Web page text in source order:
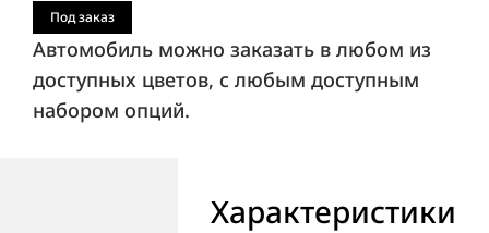
Под заказ
Автомобиль можно заказать в любом из
доступных цветов, с любым доступным
набором опций.
Характеристики